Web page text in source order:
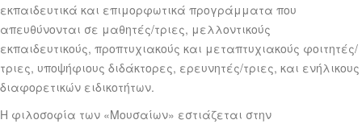
εκπαιδευτικά και επιμορφωτικά προγράμματα που
απευθύνονται σε μαθητές/τριες, μελλοντικούς
εκπαιδευτικούς, προπτυχιακούς και μεταπτυχιακούς φοιτητές/
τριες, υποψήφιους διδάκτορες, ερευνητές/τριες, και ενήλικους
διαφορετικών ειδικοτήτων.
Η φιλοσοφία των «Μουσαίων» εστιάζεται στην